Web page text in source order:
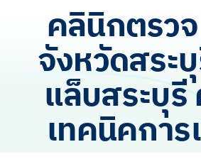
บริการของเรา (Our services)
ความรู้สุขภาพ
เกี่ยวกับเรา
ไทย
คลินิกตรว
จังหวัดสระ
แล็บสระบุ
เทคนิคกา